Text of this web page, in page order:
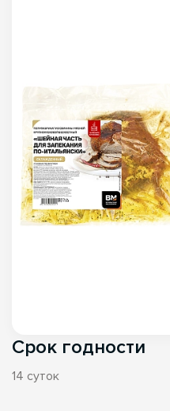
Срок годности
14 суток